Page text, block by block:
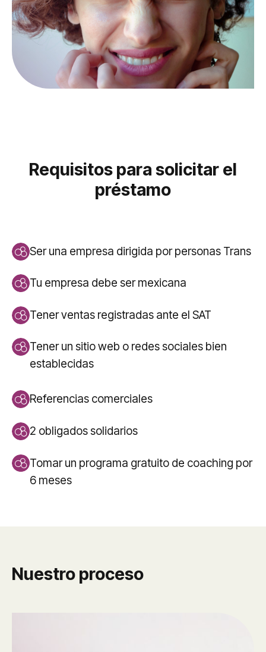
Requisitos para solicitar el
préstamo
Ser una empresa dirigida por personas Trans
Tu empresa debe ser mexicana
Tener ventas registradas ante el SAT
Tener un sitio web o redes sociales bien
establecidas
Referencias comerciales
2 obligados solidarios
Tomar un programa gratuito de coaching por
6 meses
Nuestro proceso